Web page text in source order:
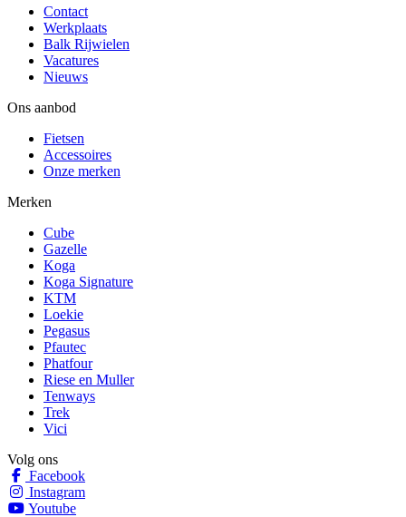
Contact
Werkplaats
Balk Rijwielen
Vacatures
Nieuws
Ons aanbod
Fietsen
Accessoires
Onze merken
Merken
Cube
Gazelle
Koga
Koga Signature
KTM
Loekie
Pegasus
Pfautec
Phatfour
Riese en Muller
Tenways
Trek
Vici
Volg ons
Facebook
Instagram
Youtube